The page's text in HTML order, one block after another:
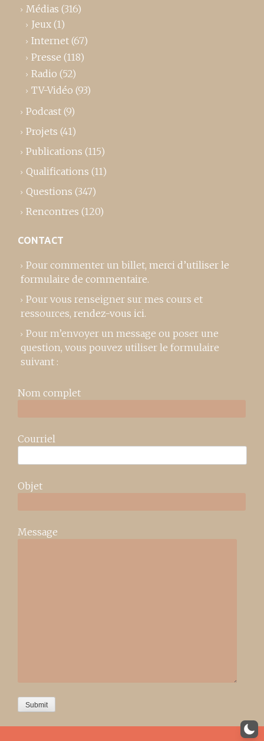
Médias (316)
Jeux (1)
Internet (67)
Presse (118)
Radio (52)
TV-Vidéo (93)
Podcast (9)
Projets (41)
Publications (115)
Qualifications (11)
Questions (347)
Rencontres (120)
CONTACT
Pour commenter un billet, merci d’utiliser le
formulaire de commentaire.
Pour vous renseigner sur mes cours et
ressources, rendez-vous ici.
Pour m’envoyer un message ou poser une
question, vous pouvez utiliser le formulaire
suivant :
Nom complet
Courriel
Objet
Message